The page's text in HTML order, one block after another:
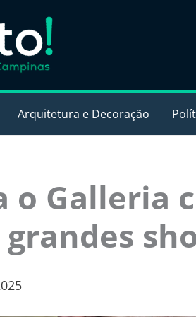
Arquitetura e Decoração
o Galleria